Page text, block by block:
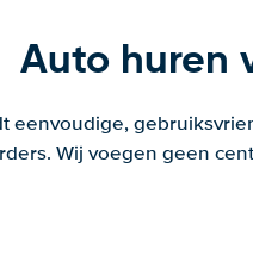
Auto huren
eenvoudige,
Wij voegen geen